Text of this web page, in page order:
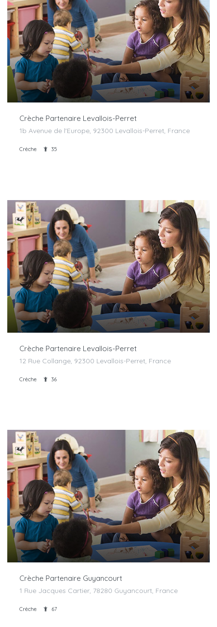
Crèche Partenaire Levallois-Perret
1b Avenue de l'Europe, 92300 Levallois-Perret, France
Crèche 35
Crèche Partenaire Levallois-Perret
12 Rue Collange, 92300 Levallois-Perret, France
Crèche 36
Crèche Partenaire Guyancourt
1 Rue Jacques Cartier, 78280 Guyancourt, France
Crèche 67